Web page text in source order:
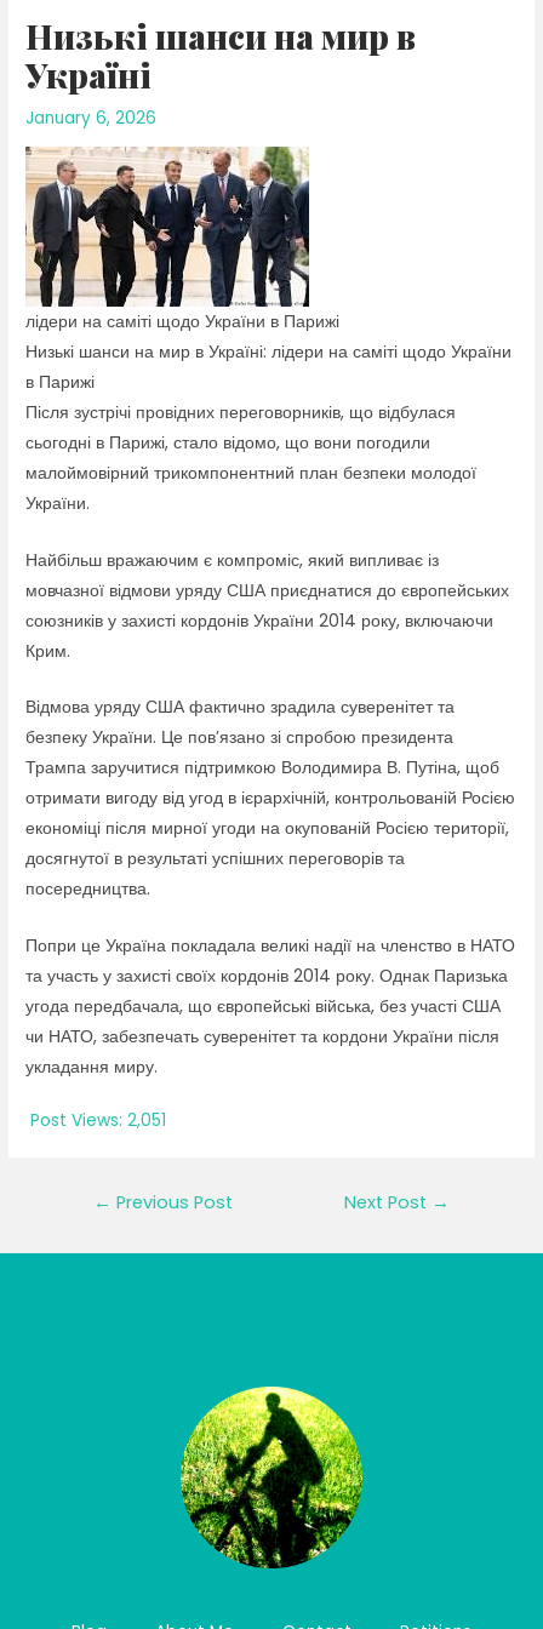
Низькі шанси на мир в
Україні
January 6, 2026
лідери на саміті щодо України в Парижі
Низькі шанси на мир в Україні: лідери на саміті щодо України
в Парижі
Після зустрічі провідних переговорників, що відбулася
сьогодні в Парижі, стало відомо, що вони погодили
малоймовірний трикомпонентний план безпеки молодої
України.
Найбільш вражаючим є компроміс, який випливає із
мовчазної відмови уряду США приєднатися до європейських
союзників у захисті кордонів України 2014 року, включаючи
Крим.
Відмова уряду США фактично зрадила суверенітет та
безпеку України. Це пов’язано зі спробою президента
Трампа заручитися підтримкою Володимира В. Путіна, щоб
отримати вигоду від угод в ієрархічній, контрольованій Росією
економіці після мирної угоди на окупованій Росією території,
досягнутої в результаті успішних переговорів та
посередництва.
Попри це Україна покладала великі надії на членство в НАТО
та участь у захисті своїх кордонів 2014 року. Однак Паризька
угода передбачала, що європейські війська, без участі США
чи НАТО, забезпечать суверенітет та кордони України після
укладання миру.
Post Views: 2,051
← Previous Post Next Post →